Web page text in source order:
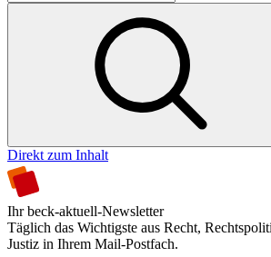
Direkt zum Inhalt
Ihr beck-aktuell-Newsletter
Täglich das Wichtigste aus Recht,
Justiz in Ihrem Mail-Postfach.